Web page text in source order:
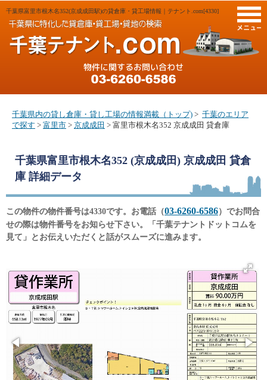
千葉県富里市根木名352(京成成田駅)の貸倉庫・貸工場情報｜テナント.com[4330]
千葉県内の貸し倉庫・貸し工場の情報満載（トップ) > 千葉のエリア
で探す > 富里市 > 京成成田 > 富里市根木名352 京成成田 貸倉庫
千葉県富里市根木名352 (京成成田) 京成成田 貸倉
庫 詳細データ
この物件の物件番号は4330です。お電話（03-6260-6586）でお問合
せの際は物件番号をお知らせ下さい。「千葉テナントドットコムを
見て」とお伝えいただくと話がスムーズに進みます。